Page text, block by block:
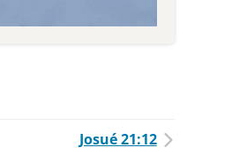
Josué 21:12